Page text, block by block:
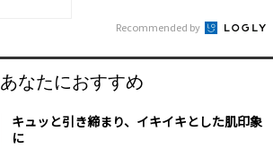
Recommended by
あなたにおすすめ
キュッと引き締まり、イキイキとした肌印象
に